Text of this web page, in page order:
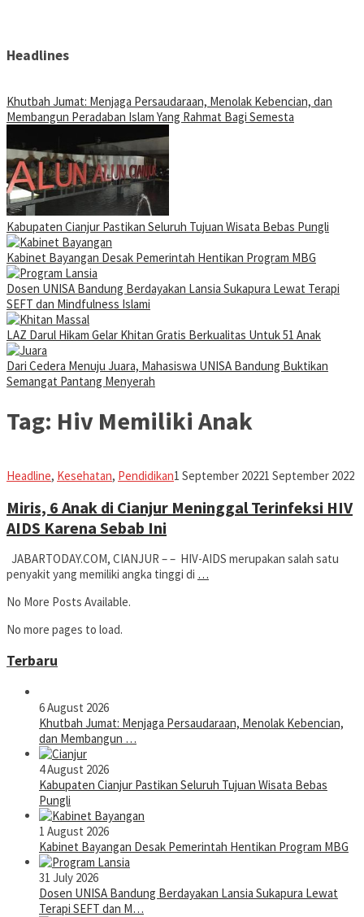
Headlines
Khutbah Jumat: Menjaga Persaudaraan, Menolak Kebencian, dan
Membangun Peradaban Islam Yang Rahmat Bagi Semesta
Kabupaten Cianjur Pastikan Seluruh Tujuan Wisata Bebas Pungli
Kabinet Bayangan Desak Pemerintah Hentikan Program MBG
Dosen UNISA Bandung Berdayakan Lansia Sukapura Lewat Terapi
SEFT dan Mindfulness Islami
LAZ Darul Hikam Gelar Khitan Gratis Berkualitas Untuk 51 Anak
Dari Cedera Menuju Juara, Mahasiswa UNISA Bandung Buktikan
Semangat Pantang Menyerah
Tag: Hiv Memiliki Anak
Headline, Kesehatan, PendidikanIman
1 September 20221 September 2022
Miris, 6 Anak di Cianjur Meninggal Terinfeksi HIV
AIDS Karena Sebab Ini
JABARTODAY.COM, CIANJUR – – HIV-AIDS merupakan salah satu
penyakit yang memiliki angka tinggi di …
No More Posts Available.
No more pages to load.
Terbaru
6 August 2026
Khutbah Jumat: Menjaga Persaudaraan, Menolak Kebencian,
dan Membangun …
4 August 2026
Kabupaten Cianjur Pastikan Seluruh Tujuan Wisata Bebas
Pungli
1 August 2026
Kabinet Bayangan Desak Pemerintah Hentikan Program MBG
31 July 2026
Dosen UNISA Bandung Berdayakan Lansia Sukapura Lewat
Terapi SEFT dan M…